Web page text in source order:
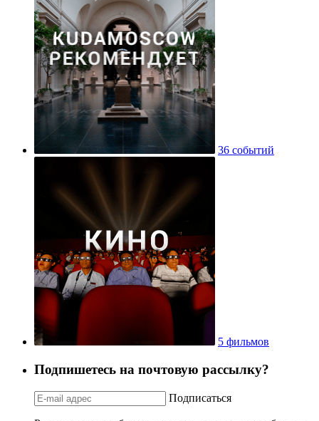
36 событий
5 фильмов
Подпишетесь на почтовую рассылку?
Подписаться